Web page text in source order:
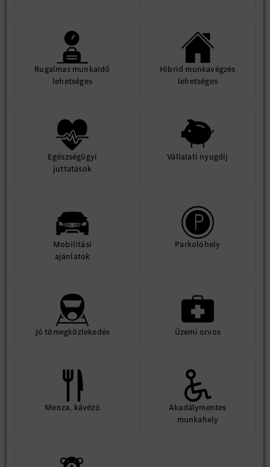
Rugalmas munkaidő
lehetséges
Hibrid munkavégzés
lehetséges
Egészségügyi
juttatások
Vállalati nyugdíj
Mobilitási
ajánlatok
Parkolóhely
Jó tömegközlekedés Üzemi orvos
Menza, kávézó
Akadálymentes
munkahely